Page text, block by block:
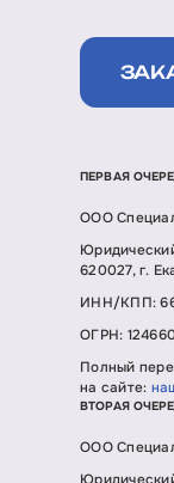
ПЕРВАЯ
ООО
620027, г.
ИНН/КПП:
ОГРН:
Полный
на сайте:
ВТОРАЯ
ООО